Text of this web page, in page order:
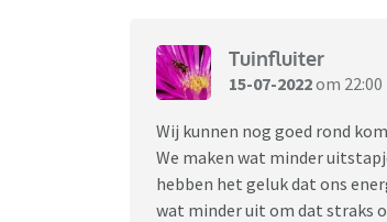
Tuinfluiter
15-07-2022om 22:00
Wij kunnen nog goed rond
We maken wat minder
hebben het geluk dat ons
wat minder uit om dat straks